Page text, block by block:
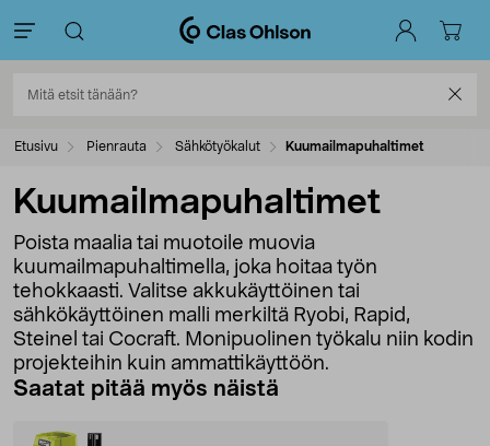
Etusivu Pienrauta Sähkötyökalut Kuumailmapuhaltimet
Kuumailmapuhaltimet
Poista maalia tai muotoile muovia
kuumailmapuhaltimella, joka hoitaa työn
tehokkaasti. Valitse akkukäyttöinen tai
sähkökäyttöinen malli merkiltä Ryobi, Rapid,
Steinel tai Cocraft. Monipuolinen työkalu niin kodin
projekteihin kuin ammattikäyttöön.
Saatat pitää myös näistä